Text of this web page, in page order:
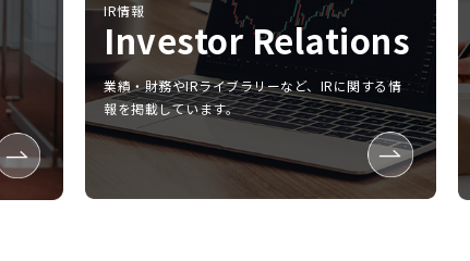
IR情報
Investor Relations
業績‧財務やIRライブラリーなど、IRに関する情
報を掲載しています。